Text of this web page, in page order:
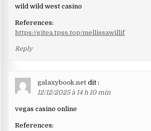
wild wild west casino
References:
https://gitea.tpss.top/mellissawillif
Reply
galaxybook.net dit :
12/12/2025 à 14 h 10 min
vegas casino online
References: